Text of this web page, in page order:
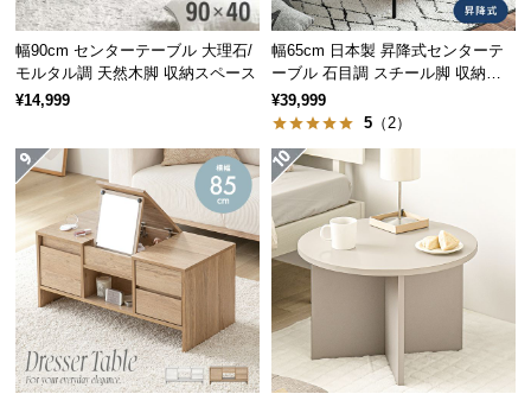
い
て
会
規
約
つ
て
お
幅90cm センターテーブル 大理石/
モルタル調 天然木脚 収納スペース
¥14,999
幅65cm 日本製 昇降式センターテ
ーブル 石目調 スチール脚 収納ス
ペース 高さ34~54.5cm
¥39,999
5 （2）